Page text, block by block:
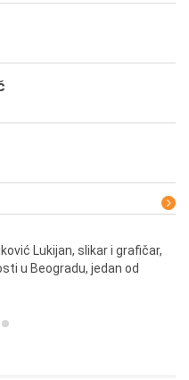
Lukijan, slikar i grafičar,
u Beogradu, jedan od